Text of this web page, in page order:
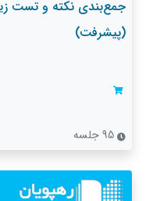
جمع‌بندی نکته و تست
(پیشرفت)